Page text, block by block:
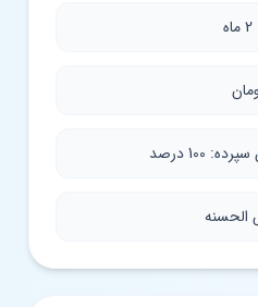
100 درصد
الحسنه